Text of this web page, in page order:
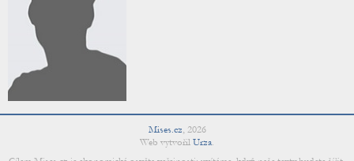
Mises.cz, 2026
Web vytvořil Urza.